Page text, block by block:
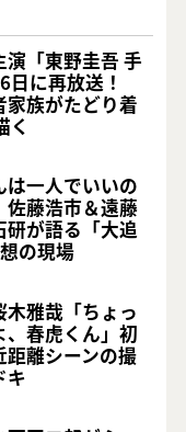
演「東野圭吾 手
日に再放送！
家族がたどり着
く
は一人でいいの
佐藤浩市＆遠藤
研が語る「大追
の現場
雅哉「ちょっ
、春虎くん」初
距離シーンの撮
キ